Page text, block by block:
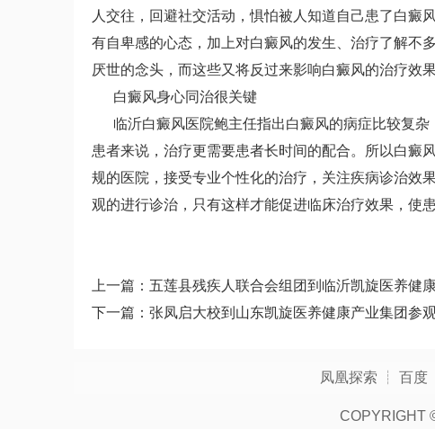
人交往，回避社交活动，惧怕被人知道自己患了白癜
有自卑感的心态，加上对白癜风的发生、治疗了解不
厌世的念头，而这些又将反过来影响白癜风的治疗效果
白癜风身心同治很关键
临沂白癜风医院鲍主任指出白癜风的病症比较复杂
患者来说，治疗更需要患者长时间的配合。所以白癜
规的医院，接受专业个性化的治疗，关注疾病诊治效
观的进行诊治，只有这样才能促进临床治疗效果，使
上一篇： 五莲县残疾人联合会组团到临沂凯旋医养健
下一篇： 张凤启大校到山东凯旋医养健康产业集团参
凤凰探索 ┊ 百度
COPYRIGHT